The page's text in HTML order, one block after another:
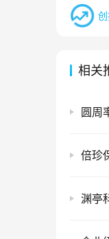
相关
圆周
倍珍
渊亭